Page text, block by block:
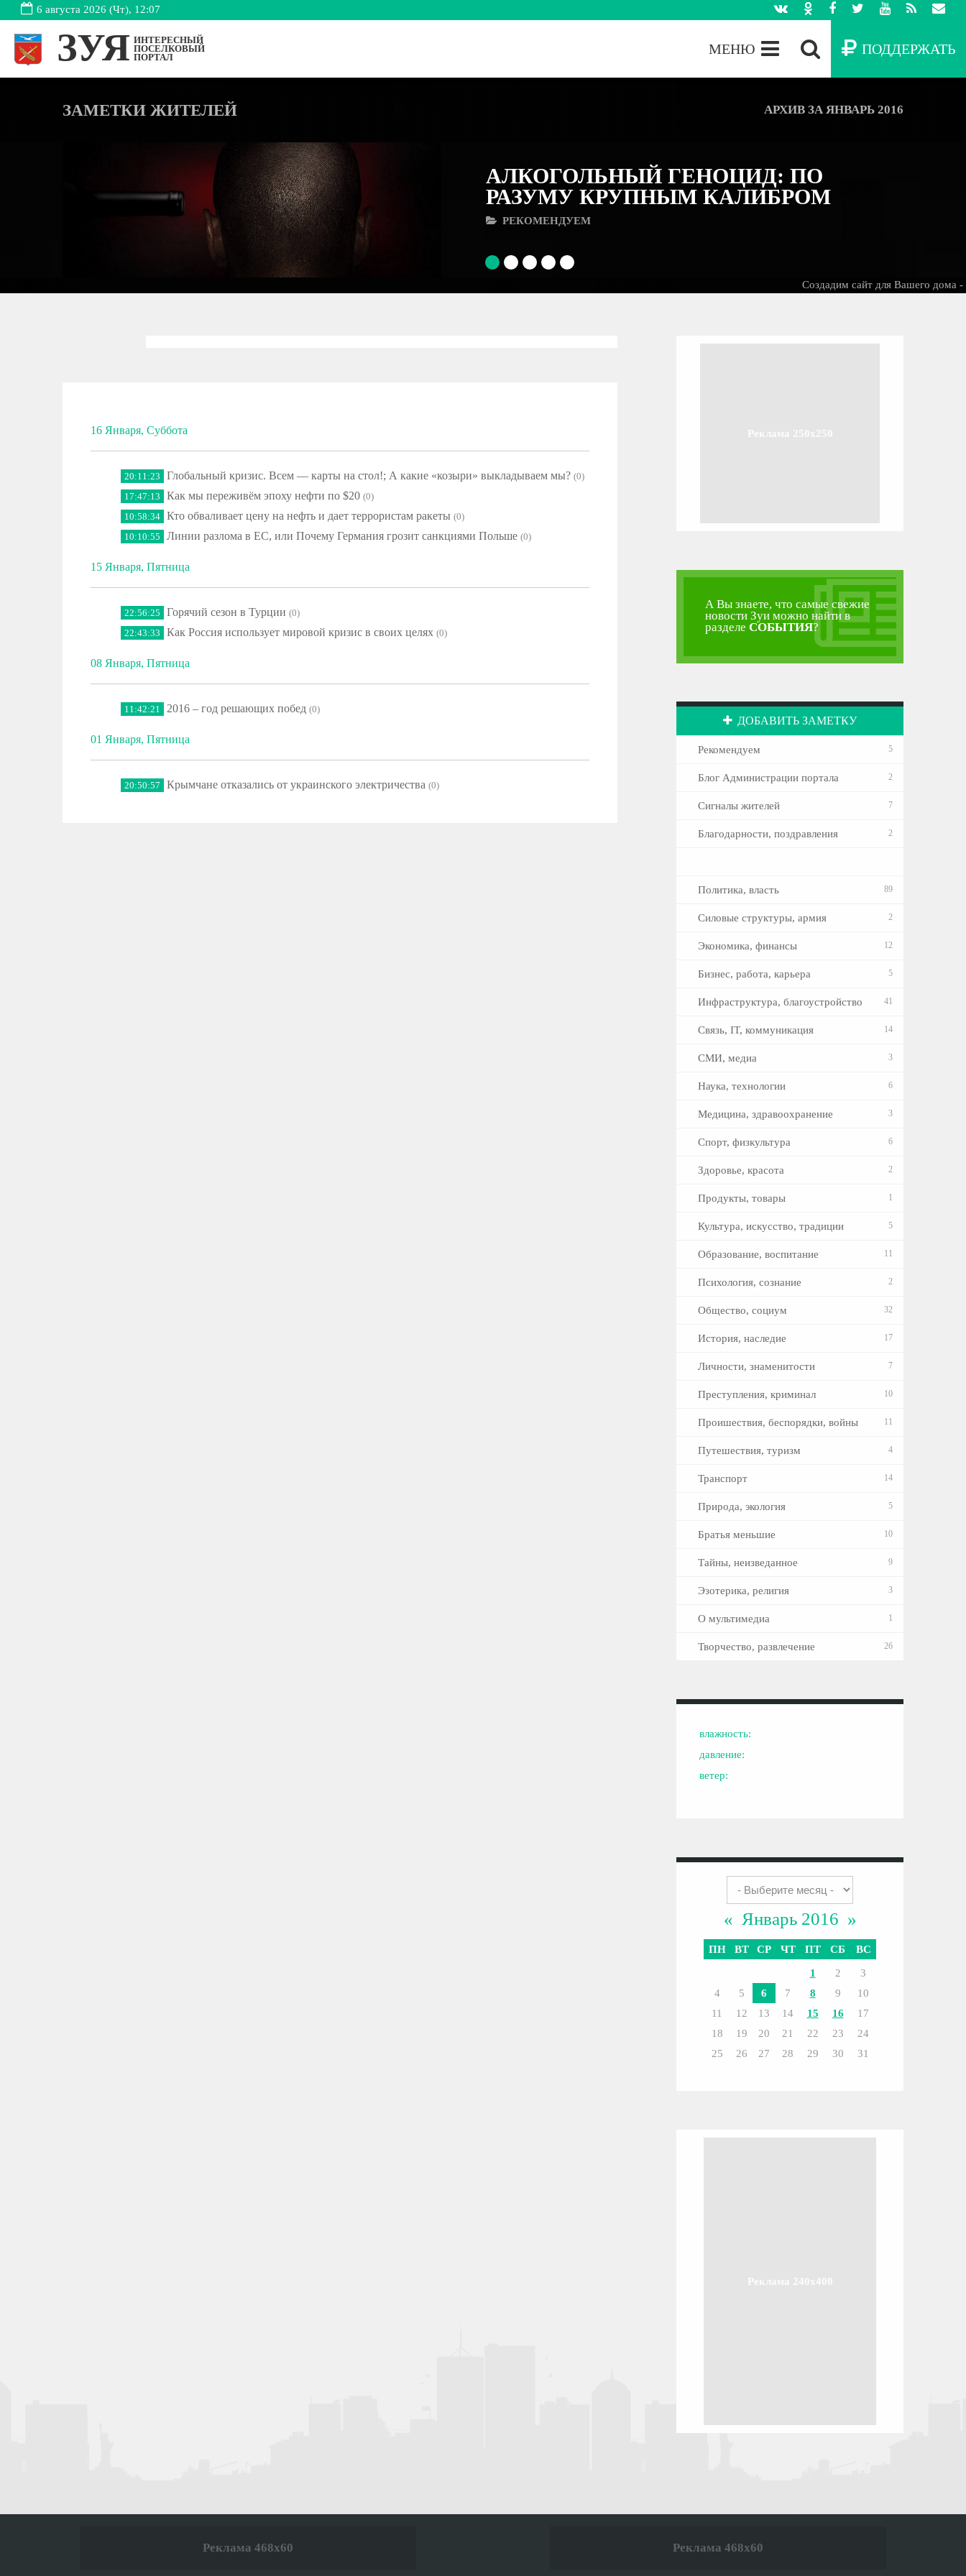
6 августа 2026 (Чт), 12:07
ЗУЯ ИНТЕРЕСНЫЙ
ПОСЕЛКОВЫЙ
ПОРТАЛ
ПОДДЕРЖАТЬ
МЕНЮ
ЗАМЕТКИ ЖИТЕЛЕЙ АРХИВ ЗА ЯНВАРЬ 2016
АЛКОГОЛЬНЫЙ ГЕНОЦИД: ПО
РАЗУМУ КРУПНЫМ КАЛИБРОМ
РЕКОМЕНДУЕМ
1 2 3 4
Создадим сайт для Вашего дома -
16 Января, Суббота
20:11:23 Глобальный кризис. Всем — карты на стол!; А какие «козыри» выкладываем мы? (0)
17:47:13
Как мы переживём эпоху нефти по $20 (0)
10:58:34 Кто обваливает цену на нефть и дает террористам ракеты (0)
10:10:55
Линии разлома в ЕС, или Почему Германия грозит санкциями Польше (0)
15 Января, Пятница
22:56:25 Горячий сезон в Турции (0)
22:43:33
Как Россия использует мировой кризис в своих целях (0)
08 Января, Пятница
11:42:21 2016 – год решающих побед (0)
01 Января, Пятница
20:50:57 Крымчане отказались от украинского электричества (0)
Реклама 250x250
А Вы знаете, что самые свежие
новости Зуи можно найти в
разделеСОБЫТИЯ?
ДОБАВИТЬ ЗАМЕТКУ
Рекомендуем 5
Блог Администрации портала 2
Сигналы жителей 7
Благодарности, поздравления 2
Политика, власть 89
Силовые структуры, армия 2
Экономика, финансы 12
Бизнес, работа, карьера 5
Инфраструктура, благоустройство 41
Связь, IT, коммуникация 14
СМИ, медиа 3
Наука, технологии 6
Медицина, здравоохранение 3
Спорт, физкультура 6
Здоровье, красота 2
Продукты, товары 1
Культура, искусство, традиции 5
Образование, воспитание 11
Психология, сознание 2
Общество, социум 32
История, наследие 17
Личности, знаменитости 7
Преступления, криминал 10
Проишествия, беспорядки, войны 11
Путешествия, туризм 4
Транспорт 14
Природа, экология 5
Братья меньшие 10
Тайны, неизведанное 9
Эзотерика, религия 3
О мультимедиа 1
Творчество, развлечение 26
влажность:
давление:
ветер:
« Январь 2016 »
ПН ВТ СР ЧТ ПТ СБ ВС
1 2
3
4
5 6 7 8 9
10
11
12 13 14 15 16
17
18
19 20 21 22 23
24
25
26 27 28 29 30 31
Реклама 240x400
Реклама 468x60 Реклама 468x60